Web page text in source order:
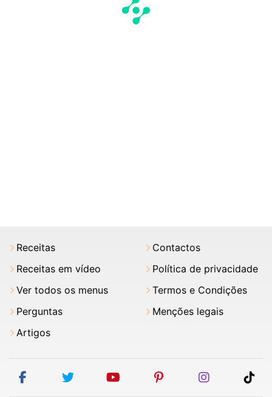
Receitas
Receitas em vídeo
Ver todos os menus
Perguntas
Artigos
Contactos
Política de privacidade
Termos e Condições
Menções legais
facebooktwitter youtubepinterestinstagram